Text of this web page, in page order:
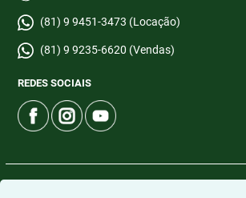
(81) 9 9451-3473 (Locação)
(81) 9 9235-6620 (Vendas)
REDES SOCIAIS